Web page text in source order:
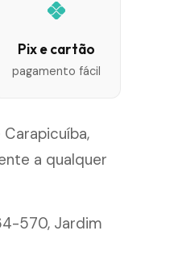
Pix e cartão
pagamento fácil
a qualquer
570, Jardim